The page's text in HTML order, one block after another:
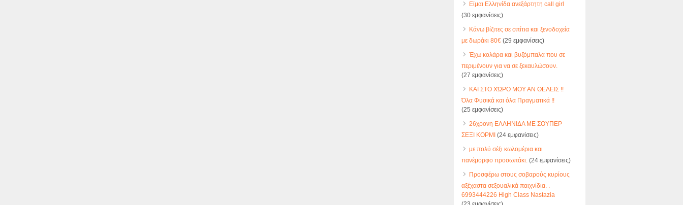
Είμαι Ελληνίδα ανεξάρτητη call girl
(30 εμφανίσεις)
Κάνω βίζιτες σε σπίτια και ξενοδοχεία
με δωράκι 80€(29 εμφανίσεις)
Έχω κολάρα και βυζόμπαλα που σε
περιμένουν για να σε ξεκαυλώσουν.
(27 εμφανίσεις)
ΚΑΙ ΣΤΟ ΧΏΡΟ ΜΟΥ ΑΝ ΘΕΛΕΙΣ !!
Όλα Φυσικά και όλα Πραγματικά !!
(25 εμφανίσεις)
26χρονη ΕΛΛΗΝΙΔΑ ΜΕ ΣΟΥΠΕΡ
ΣΕΞΙ ΚΟΡΜΙ (24 εμφανίσεις)
με πολύ σέξι κωλομέρια και
πανέμορφο προσωπάκι.(24 εμφανίσεις)
Προσφέρω στους σοβαρούς κυρίους
αξέχαστα σεξουαλικά παιχνίδια. .
6993444226 High Class Nastazia